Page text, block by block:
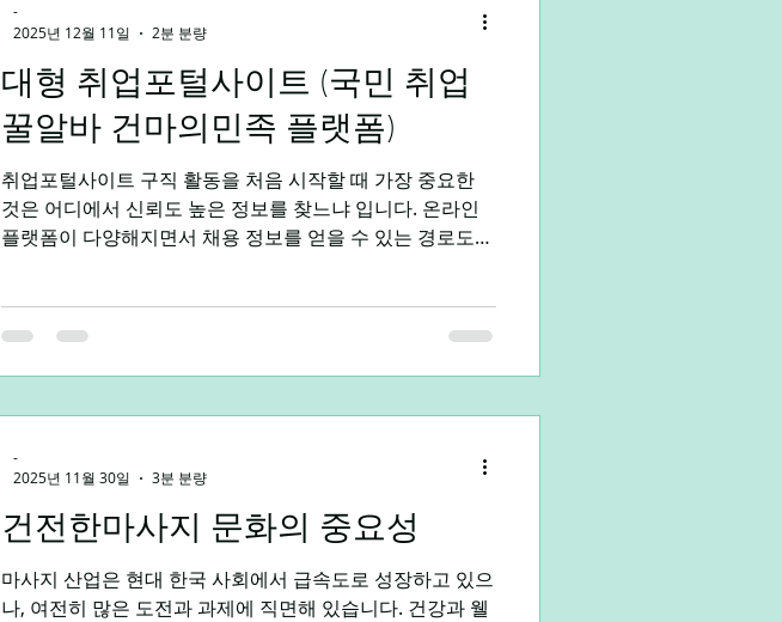
려버렸다. 카운터에서 맞아주는 직원들의 친절한 인사에,
나는 속으로 ‘아, 오늘 하루는 망치지 않겠구나’라는 생각을
했다. 이어서 자리에 앉으니, 술잔과 가벼운 대화가 시작되
었다. 평소 업무 중에는 상상도 못할 자유로운 분위기 속에
서, 나도 모르게 웃음
대형 취업포털사이트 (국민 취업
꿀알바 건마의민족 플랫폼)
취업포털사이트 구직 활동을 처음 시작할 때 가장 중요한
것은 어디에서 신뢰도 높은 정보를 찾느냐 입니다. 온라인
플랫폼이 다양해지면서 채용 정보를 얻을 수 있는 경로도
플랫폼, 분야별 전문 사이트, 취업포털사이트 지역 기반 구
인처, 그리고 소규모 개인 네트워크까지 종류별로 나누어
설명합니다. 꿀알바 구인구직 사이트 1️⃣ 대형 취업 포털 사
는 유흥꿀알바, 건마의민족, 와 같은 대형 포털입니다.이 플
랫폼들은 채용 정보의 양이 매우 많고, 기업 검증 절차도 비
교적 체계적으로 되어 있어 신뢰도가 높습니다 . ▶ 장점 취
업포털사이트 업종, 지역, 급여, 고용형태 등 다양한 필터 제
공 이력서·자기소개서 자동 작성 도구 제공 대기업부터
-
2025년 12월 11일
2분 분량
건전한마사지 문화의 중요성
마사지 산업은 현대 한국 사회에서 급속도로 성장하고 있으
나, 여전히 많은 도전과 과제에 직면해 있습니다. 건강과 웰
-
2025년 11월 30일
3분 분량